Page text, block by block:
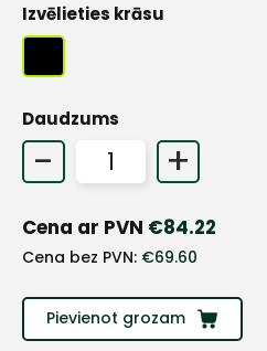
Izvēlieties krāsu
Daudzums
- +
Cena ar PVN €84.22
Cena bez PVN: €69.60
Pievienot grozam